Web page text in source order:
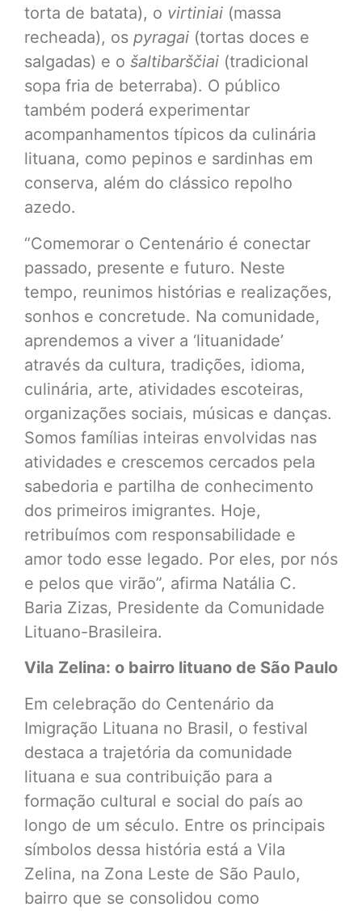
torta de batata), o virtiniai (massa
recheada), os pyragai (tortas doces e
salgadas) e o šaltibarščiai (tradicional
sopa fria de beterraba). O público
também poderá experimentar
acompanhamentos típicos da culinária
lituana, como pepinos e sardinhas em
conserva, além do clássico repolho
azedo.
“Comemorar o Centenário é conectar
passado, presente e futuro. Neste
tempo, reunimos histórias e realizações,
sonhos e concretude. Na comunidade,
aprendemos a viver a ‘lituanidade’
através da cultura, tradições, idioma,
culinária, arte, atividades escoteiras,
organizações sociais, músicas e danças.
Somos famílias inteiras envolvidas nas
atividades e crescemos cercados pela
sabedoria e partilha de conhecimento
dos primeiros imigrantes. Hoje,
retribuímos com responsabilidade e
amor todo esse legado. Por eles, por nós
e pelos que virão”, afirma Natália C.
Baria Zizas, Presidente da Comunidade
Lituano-Brasileira.
Vila Zelina: o bairro lituano de São Paulo
Em celebração do Centenário da
Imigração Lituana no Brasil, o festival
destaca a trajetória da comunidade
lituana e sua contribuição para a
formação cultural e social do país ao
longo de um século. Entre os principais
símbolos dessa história está a Vila
Zelina, na Zona Leste de São Paulo,
bairro que se consolidou como